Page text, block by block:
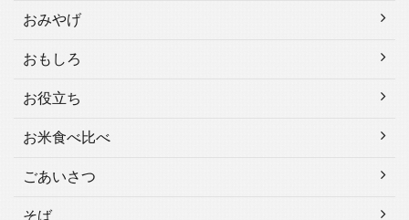
おみやげ
おもしろ
お役立ち
お米食べ比べ
ごあいさつ
そば